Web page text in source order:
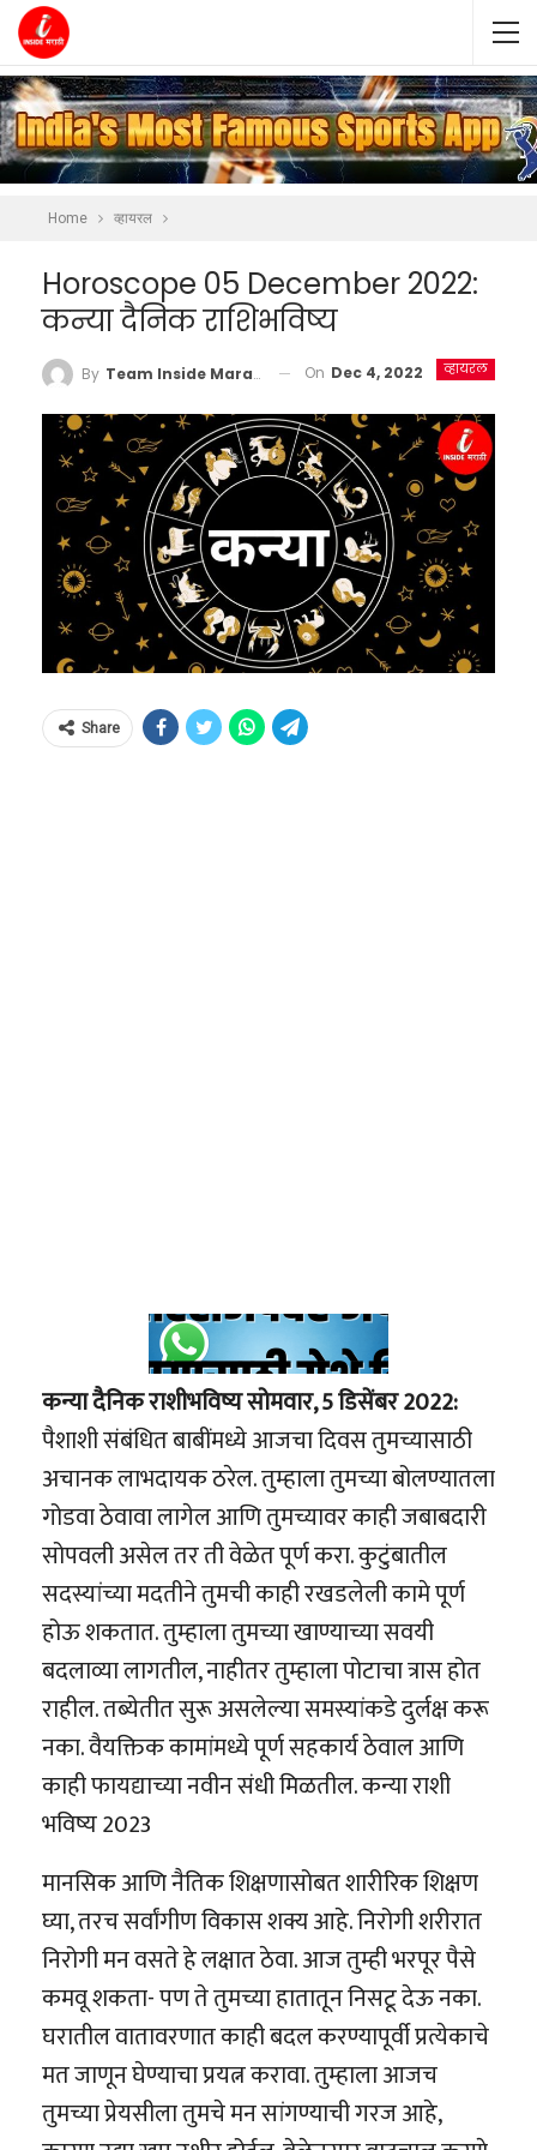
Home व्हायरल
Horoscope 05 December 2022:
कन्या दैनिक राशिभविष्य
व्हायरल
By Team Inside Marathi On Dec 4, 2022
Share
कन्या दैनिक राशीभविष्य सोमवार, 5 डिसेंबर 2022:
पैशाशी संबंधित बाबींमध्ये आजचा दिवस तुमच्यासाठी
अचानक लाभदायक ठरेल. तुम्हाला तुमच्या बोलण्यातला
गोडवा ठेवावा लागेल आणि तुमच्यावर काही जबाबदारी
सोपवली असेल तर ती वेळेत पूर्ण करा. कुटुंबातील
सदस्यांच्या मदतीने तुमची काही रखडलेली कामे पूर्ण
होऊ शकतात. तुम्हाला तुमच्या खाण्याच्या सवयी
बदलाव्या लागतील, नाहीतर तुम्हाला पोटाचा त्रास होत
राहील. तब्येतीत सुरू असलेल्या समस्यांकडे दुर्लक्ष करू
नका. वैयक्तिक कामांमध्ये पूर्ण सहकार्य ठेवाल आणि
काही फायद्याच्या नवीन संधी मिळतील. कन्या राशी
भविष्य 2023
मानसिक आणि नैतिक शिक्षणासोबत शारीरिक शिक्षण
घ्या, तरच सर्वांगीण विकास शक्य आहे. निरोगी शरीरात
निरोगी मन वसते हे लक्षात ठेवा. आज तुम्ही भरपूर पैसे
कमवू शकता- पण ते तुमच्या हातातून निसटू देऊ नका.
घरातील वातावरणात काही बदल करण्यापूर्वी प्रत्येकाचे
मत जाणून घेण्याचा प्रयत्न करावा. तुम्हाला आजच
तुमच्या प्रेयसीला तुमचे मन सांगण्याची गरज आहे,